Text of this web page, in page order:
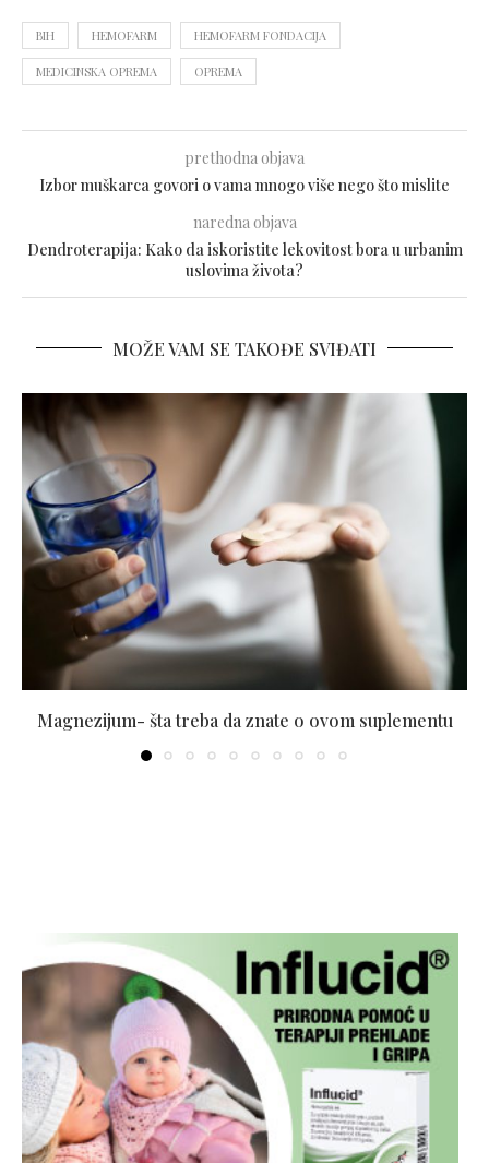
BIH HEMOFARM HEMOFARM FONDACIJA
MEDICINSKA OPREMA OPREMA
prethodna objava
Izbor muškarca govori o vama mnogo više nego što mislite
naredna objava
Dendroterapija: Kako da iskoristite lekovitost bora u urbanim
uslovima života?
MOŽE VAM SE TAKOĐE SVIĐATI
Magnezijum- šta treba da znate o ovom suplementu